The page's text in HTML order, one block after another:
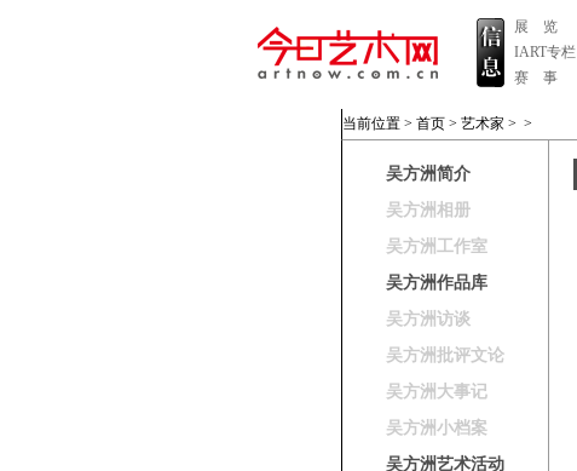
展 览
IART专栏
赛 事
当前位置 > 首页 > 艺术家 > >
吴方洲简介
吴方洲相册
吴方洲工作室
吴方洲作品库
吴方洲访谈
吴方洲批评文论
吴方洲大事记
吴方洲小档案
吴方洲艺术活动